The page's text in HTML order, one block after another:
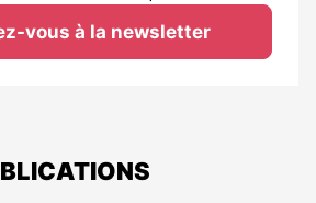
vous à la newsletter